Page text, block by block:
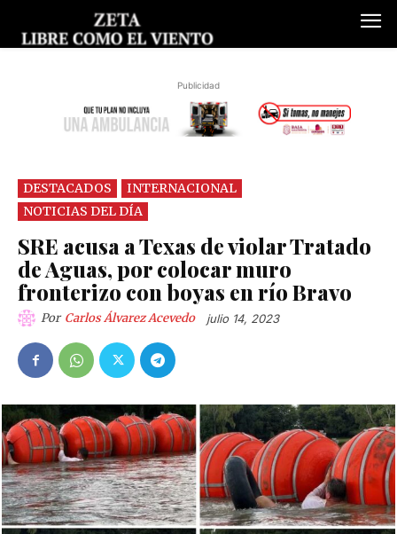
Publicidad
DESTACADOS
INTERNACIONAL
NOTICIAS DEL DÍA
SRE acusa a Texas de violar Tratado
de Aguas, por colocar muro
fronterizo con boyas en río Bravo
Por Carlos Álvarez Acevedo julio 14, 2023